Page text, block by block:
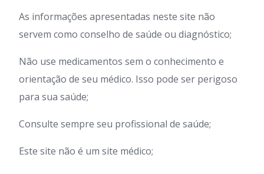
As informações apresentadas neste site não
servem como conselho de saúde ou diagnóstico;
Não use medicamentos sem o conhecimento e
orientação de seu médico. Isso pode ser perigoso
para sua saúde;
Consulte sempre seu profissional de saúde;
Este site não é um site médico;